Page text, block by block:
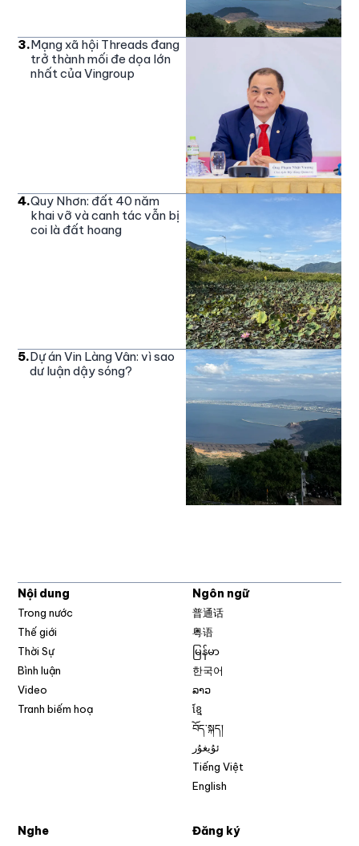
3.Mạng xã hội Threads đang
trở thành mối đe dọa lớn
nhất của Vingroup
4.Quy Nhơn: đất 40 năm
khai vỡ và canh tác vẫn bị
coi là đất hoang
5.Dự án Vin Làng Vân: vì sao
dư luận dậy sóng?
Nội dung
Trong nước
Thế giới
Thời Sự
Bình luận
Video
Tranh biếm hoạ
Ngôn ngữ
普通话
粤语
မြန်မာ
한국어
ລາວ
ខ្មែ
བོད་སྐད།
ئۇيغۇر
Tiếng Việt
English
Nghe Đăng ký